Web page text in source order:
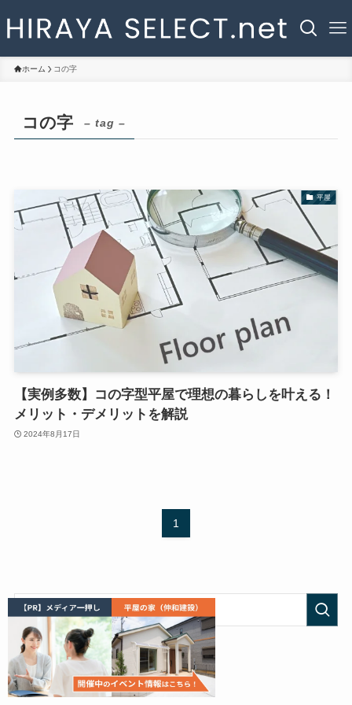
ホーム コの字
コの字 – tag –
平屋
【実例多数】コの字型平屋で理想の暮らしを叶える！
メリット・デメリットを解説
2024年8月17日
1